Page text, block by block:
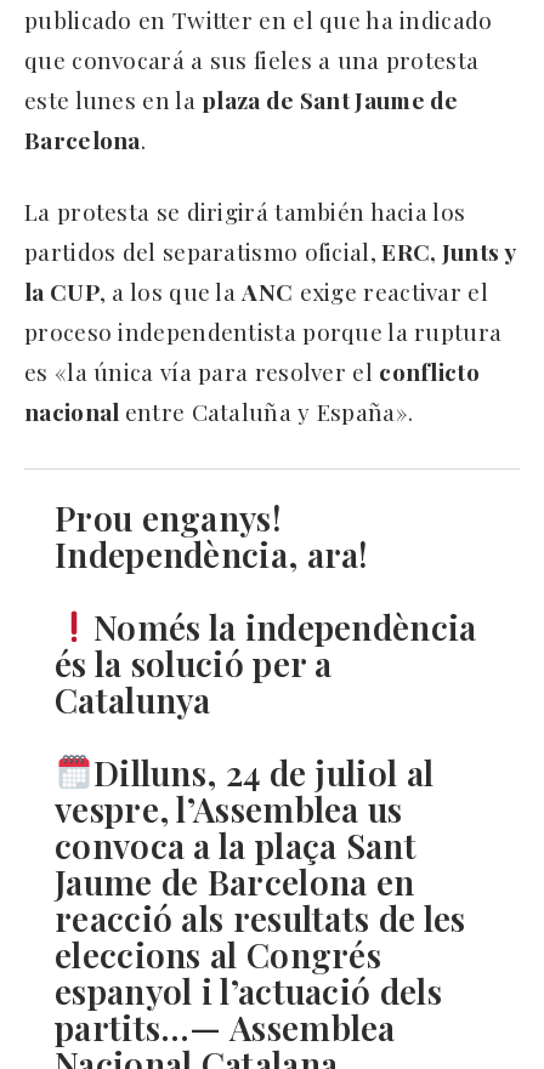
publicado en Twitter en el que ha indicado
que convocará a sus fieles a una protesta
este lunes en la plaza de Sant Jaume de
Barcelona.
La protesta se dirigirá también hacia los
partidos del separatismo oficial,ERC, Junts y
la CUP, a los que la ANC exige reactivar el
proceso independentista porque la ruptura
es «la única vía para resolver el conflicto
nacional entre Cataluña y España».
Prou enganys!
Independència, ara!
Només la independència
és la solució per a
Catalunya
Dilluns, 24 de juliol al
vespre, l’Assemblea us
convoca a la plaça Sant
Jaume de Barcelona en
reacció als resultats de les
eleccions al Congrés
espanyol i l’actuació dels
partits…— Assemblea